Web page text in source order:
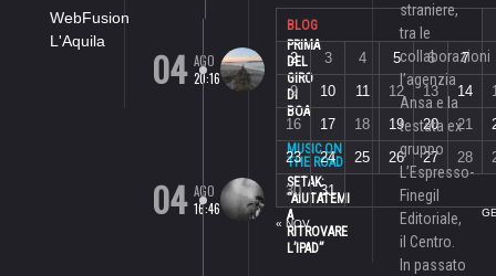
WebFusion
L'Aquila
04 AGO
20:16
BLOG
PRIMA
DEL
GIRO
DI
BOA
04 AGO
16:46
MUSIC ON
THE ROAD
SETAK:
“AIUTATEMI
A
RITROVARE
L’IPAD”
« NOV
2
3 4 5 6 7
9
10 11 12 13 14
16
17 18 19 20 21
23
24 25 26 27 28
30
31
straniere,
tra le
collaborazioni
l’agenzia
Ansa e la
testata ex
gruppo
L’Espresso-
Finegil
Editoriale,
il Centro.
In passato